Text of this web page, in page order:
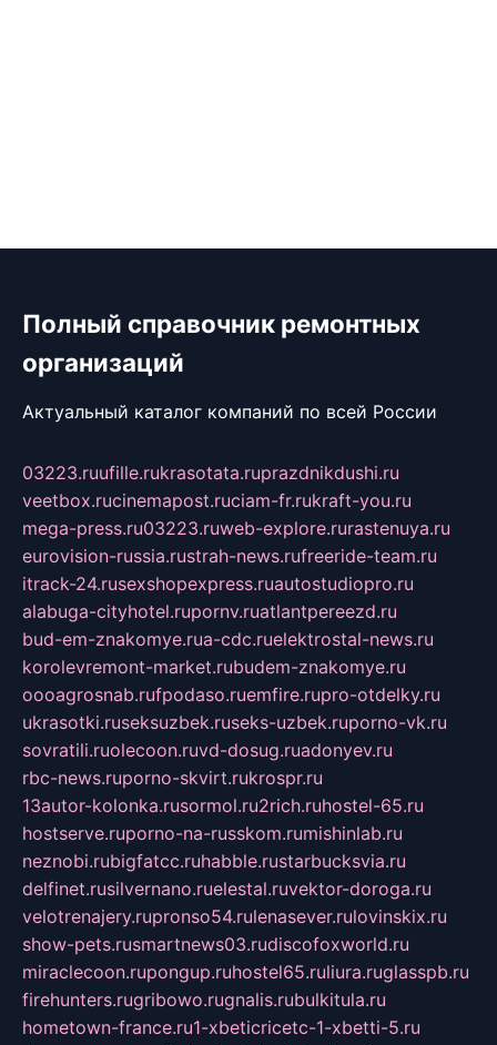
Полный справочник ремонтных
организаций
Актуальный каталог компаний по всей России
03223.ruufille.rukrasotata.ruprazdnikdushi.ru
veetbox.rucinemapost.ruciam-fr.rukraft-you.ru
mega-press.ru03223.ruweb-explore.rurastenuya.ru
eurovision-russia.rustrah-news.rufreeride-team.ru
itrack-24.rusexshopexpress.ruautostudiopro.ru
alabuga-cityhotel.rupornv.ruatlantpereezd.ru
bud-em-znakomye.rua-cdc.ruelektrostal-news.ru
korolevremont-market.rubudem-znakomye.ru
oooagrosnab.rufpodaso.ruemfire.rupro-otdelky.ru
ukrasotki.ruseksuzbek.ruseks-uzbek.ruporno-vk.ru
sovratili.ruolecoon.ruvd-dosug.ruadonyev.ru
rbc-news.ruporno-skvirt.rukrospr.ru
13autor-kolonka.rusormol.ru2rich.ruhostel-65.ru
hostserve.ruporno-na-russkom.rumishinlab.ru
neznobi.rubigfatcc.ruhabble.rustarbucksvia.ru
delfinet.rusilvernano.ruelestal.ruvektor-doroga.ru
velotrenajery.rupronso54.rulenasever.rulovinskix.ru
show-pets.rusmartnews03.rudiscofoxworld.ru
miraclecoon.rupongup.ruhostel65.ruliura.ruglasspb.ru
firehunters.rugribowo.rugnalis.rubulkitula.ru
hometown-france.ru1-xbeticricetc-1-xbetti-5.ru